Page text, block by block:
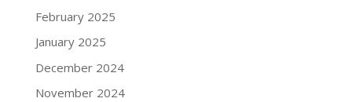
February 2025
January 2025
December 2024
November 2024